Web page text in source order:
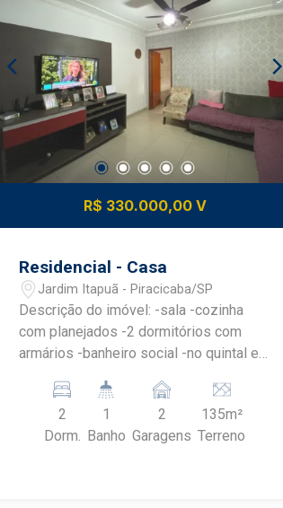
R$ 330.000,00 V
Residencial - Casa
Jardim Itapuã - Piracicaba/SP
Descrição do imóvel: -sala -cozinha
com planejados -2 dormitórios com
armários -banheiro social -no quintal e
-garagem para 2 veículos * Consulte um
especialista Frias Neto! Agende sua
visita.
2
Dorm.
1
Banho
2
Garagens
135m²
Terreno